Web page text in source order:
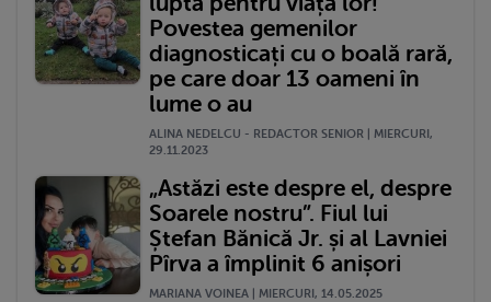
Povestea gemenilor
diagnosticați cu o boală rară,
pe care doar 13 oameni în
lume o au
ALINA NEDELCU - REDACTOR SENIOR | MIERCURI,
29.11.2023
„Astăzi este despre el, despre
Soarele nostru”. Fiul lui
Ștefan Bănică Jr. și al Lavniei
Pîrva a împlinit 6 anișori
MARIANA VOINEA | MIERCURI, 14.05.2025